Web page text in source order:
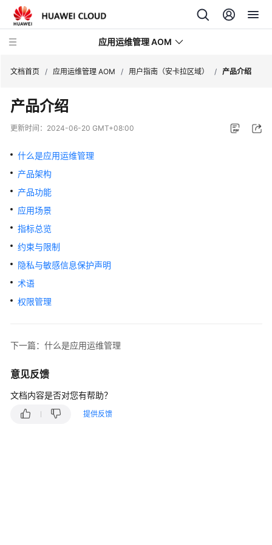
应用运维管理 AOM
最
新
态
产
品
介
绍
计
费
说
明
入
用
户
指
文档首页 / 应用运维管理 AOM / 用户指南（安卡拉区域） / 产品介绍
产品介绍
更新时间： 2024-06-20 GMT+08:00
什么是应用运维管理
产品架构
产品功能
应用场景
指标总览
约束与限制
隐私与敏感信息保护声明
术语
权限管理
下一篇：什么是应用运维管理
意见反馈
文档内容是否对您有帮助？
提供反馈